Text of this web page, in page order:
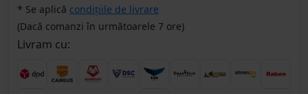
* Se aplică condițiile de livrare
(Dacă comanzi în următoarele 7 ore)
Livram cu: